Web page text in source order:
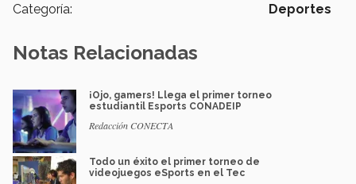
Categoría: Deportes
Notas Relacionadas
¡Ojo, gamers! Llega el primer torneo
estudiantil Esports CONADEIP
Redacción CONECTA
Todo un éxito el primer torneo de
videojuegos eSports en el Tec